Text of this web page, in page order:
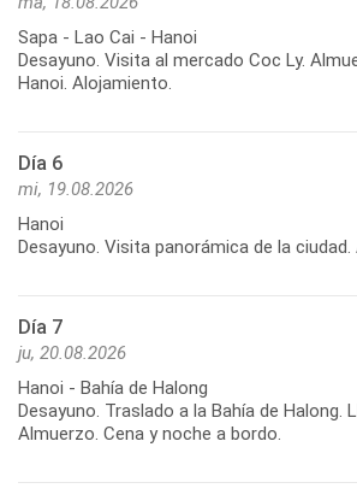
Sapa - Lao Cai - Hanoi
Desayuno. Visita al mercado Coc Ly.
Hanoi. Alojamiento.
Día 6
mi, 19.08.2026
Hanoi
Desayuno. Visita panorámica de la ciudad.
Día 7
ju, 20.08.2026
Hanoi - Bahía de Halong
Desayuno. Traslado a la Bahía de Halong.
Almuerzo. Cena y noche a bordo.